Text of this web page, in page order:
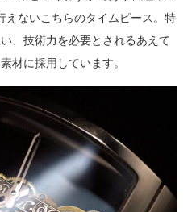
えないこちらのタイムピース。特
、技術力を必要とされるあえて
材に採用しています。